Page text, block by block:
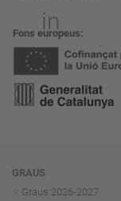
Fons europeus
GRAUS
Graus 2026-2027